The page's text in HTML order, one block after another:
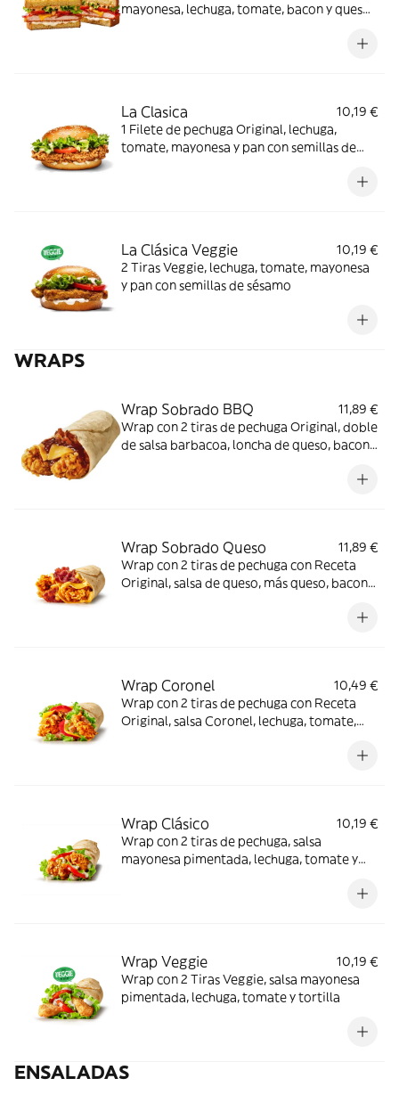
mayonesa, lechuga, tomate, bacon y queso,
La Clasica
10,19 €
1 Filete de pechuga Original, lechuga,
tomate, mayonesa y pan con semillas de
La Clásica Veggie
10,19 €
2 Tiras Veggie, lechuga, tomate, mayonesa
y pan con semillas de sésamo
WRAPS
Wrap Sobrado BBQ
11,89 €
Wrap con 2 tiras de pechuga Original, doble
de salsa barbacoa, loncha de queso, bacon
Wrap Sobrado Queso
11,89 €
Wrap con 2 tiras de pechuga con Receta
Original, salsa de queso, más queso, bacon y
Wrap Coronel
10,49 €
Wrap con 2 tiras de pechuga con Receta
Original, salsa Coronel, lechuga, tomate,
Wrap Clásico
10,19 €
Wrap con 2 tiras de pechuga, salsa
mayonesa pimentada, lechuga, tomate y
Wrap Veggie
10,19 €
Wrap con 2 Tiras Veggie, salsa mayonesa
pimentada, lechuga, tomate y tortilla
ENSALADAS